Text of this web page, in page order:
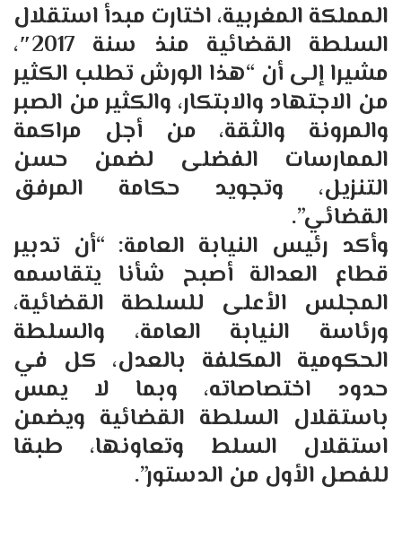
المملكة المغربية، اختارت مبدأ استقلال
السلطة القضائية منذ سنة 2017″،
مشيرا إلى أن “هذا الورش تطلب الكثير
من الاجتهاد والابتكار، والكثير من الصبر
والمرونة والثقة، من أجل مراكمة
الممارسات الفضلى لضمن حسن
التنزيل، وتجويد حكامة المرفق
القضائي”.
وأكد رئيس النيابة العامة: “أن تدبير
قطاع العدالة أصبح شأنا يتقاسمه
المجلس الأعلى للسلطة القضائية،
ورئاسة النيابة العامة، والسلطة
الحكومية المكلفة بالعدل، كل في
حدود اختصاصاته، وبما لا يمس
باستقلال السلطة القضائية ويضمن
استقلال السلط وتعاونها، طبقا
للفصل الأول من الدستور”.